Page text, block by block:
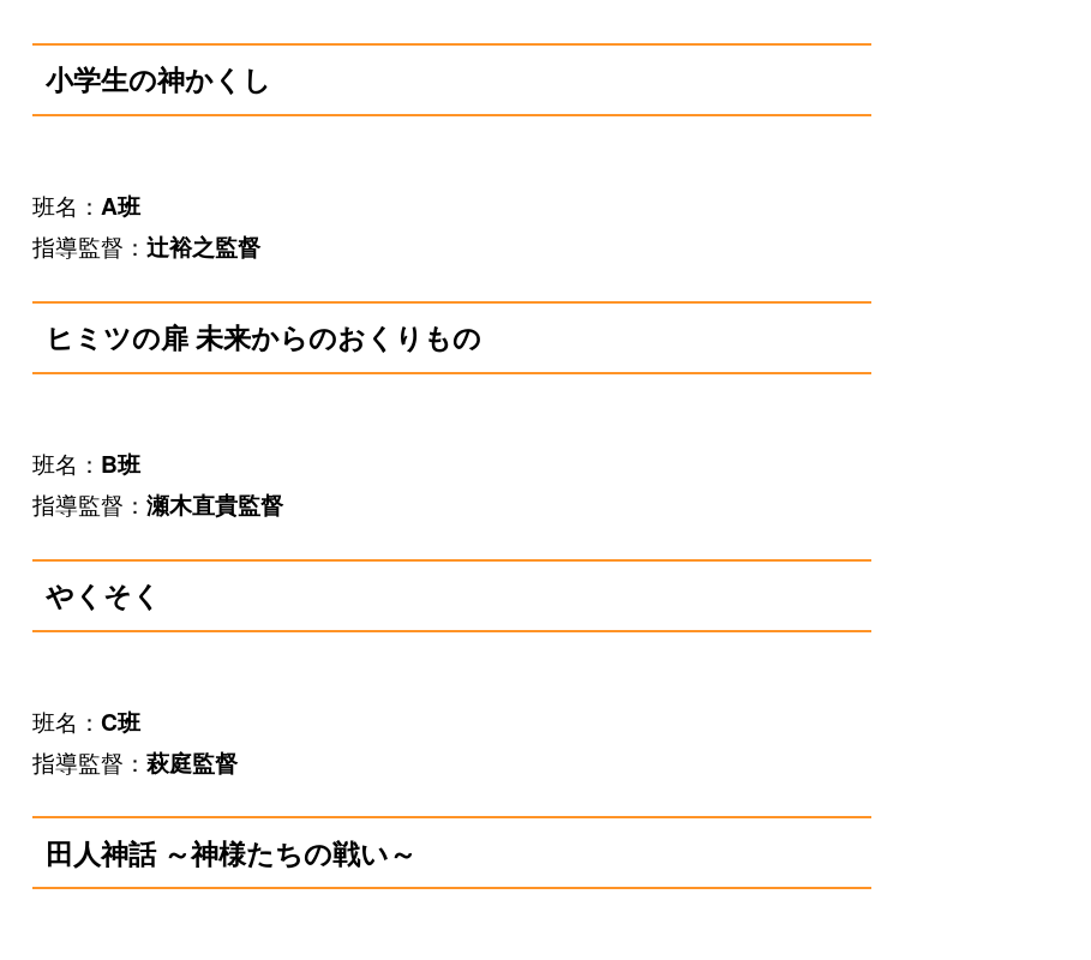
小学生の神かくし
班名： A班
指導監督： 辻裕之監督
ヒミツの扉 未来からのおくりもの
班名： B班
指導監督： 瀬木直貴監督
やくそく
班名： C班
指導監督： 萩庭監督
田人神話 ～神様たちの戦い～